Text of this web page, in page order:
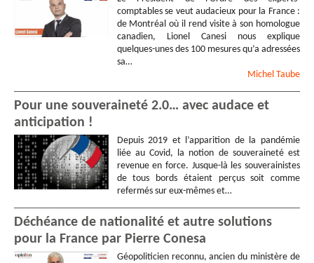
comptables se veut audacieux pour la France :
de Montréal où il rend visite à son homologue
canadien, Lionel Canesi nous explique
quelques-unes des 100 mesures qu’a adressées
sa…
Michel Taube
Pour une souveraineté 2.0… avec audace et
anticipation !
Depuis 2019 et l’apparition de la pandémie
liée au Covid, la notion de souveraineté est
revenue en force. Jusque-là les souverainistes
de tous bords étaient perçus soit comme
refermés sur eux-mêmes et…
Déchéance de nationalité et autre solutions
pour la France par Pierre Conesa
Géopoliticien reconnu, ancien du ministère de